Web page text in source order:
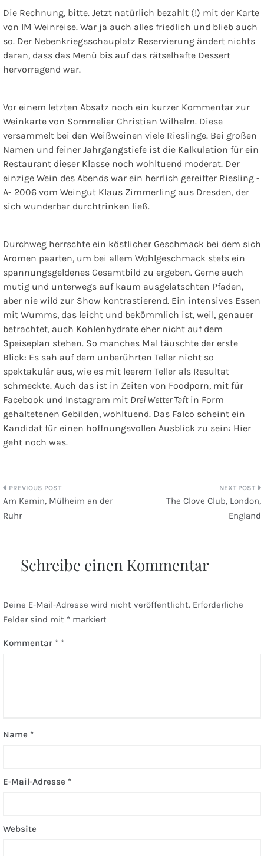
Die Rechnung, bitte. Jetzt natürlich bezahlt (!) mit der Karte
von IM Weinreise. War ja auch alles friedlich und blieb auch
so. Der Nebenkriegsschauplatz Reservierung ändert nichts
daran, dass das Menü bis auf das rätselhafte Dessert
hervorragend war.
Vor einem letzten Absatz noch ein kurzer Kommentar zur
Weinkarte von Sommelier Christian Wilhelm. Diese
versammelt bei den Weißweinen viele Rieslinge. Bei großen
Namen und feiner Jahrgangstiefe ist die Kalkulation für ein
Restaurant dieser Klasse noch wohltuend moderat. Der
einzige Wein des Abends war ein herrlich gereifter Riesling -
A- 2006 vom Weingut Klaus Zimmerling aus Dresden, der
sich wunderbar durchtrinken ließ.
Durchweg herrschte ein köstlicher Geschmack bei dem sich
Aromen paarten, um bei allem Wohlgeschmack stets ein
spannungsgeldenes Gesamtbild zu ergeben. Gerne auch
mutig und unterwegs auf kaum ausgelatschten Pfaden,
aber nie wild zur Show kontrastierend. Ein intensives Essen
mit Wumms, das leicht und bekömmlich ist, weil, genauer
betrachtet, auch Kohlenhydrate eher nicht auf dem
Speiseplan stehen. So manches Mal täuschte der erste
Blick: Es sah auf dem unberührten Teller nicht so
spektakulär aus, wie es mit leerem Teller als Resultat
schmeckte. Auch das ist in Zeiten von Foodporn, mit für
Facebook und Instagram mit Drei Wetter Taftin Form
gehaltetenen Gebilden, wohltuend. Das Falco scheint ein
Kandidat für einen hoffnungsvollen Ausblick zu sein: Hier
geht noch was.
Beitragsnavigation
Am Kamin, Mülheim an der
Ruhr
The Clove Club, London,
England
Schreibe einen Kommentar
Deine E-Mail-Adresse wird nicht veröffentlicht. Erforderliche
Felder sind mit * markiert
Kommentar *
Name *
E-Mail-Adresse *
Website